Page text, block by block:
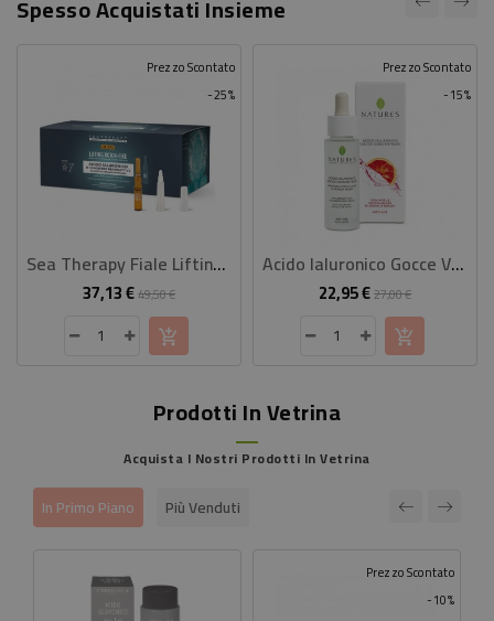
Spesso Acquistati Insieme
-25%
Prezzo Scontato
Sea Therapy Fiale Lifting Botox Like
37,13 €Prezzo
base
49,50 €Prezzo
-15%
Prezzo Scontato
Acido Ialuronico Gocce Viso 30 Ml
22,95 €Prezzo
base
27,00 €Prezzo
Prodotti In Vetrina
Acquista I Nostri Prodotti In Vetrina
In Primo Piano Più Venduti
-10%
Prezzo Scontato